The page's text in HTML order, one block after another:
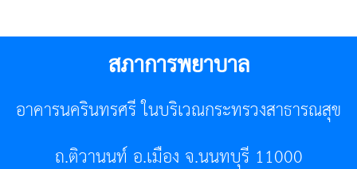
สภาการพยาบาล
อาคารนครินทรศรี ในบริเวณกระทรวงสาธารณสุข
ถ.ติวานนท์ อ.เมือง จ.นนทบุรี 11000